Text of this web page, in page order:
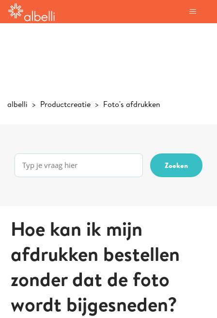
albelli Productcreatie Foto's afdrukken
Hoe kan ik mijn
afdrukken bestellen
zonder dat de foto
wordt bijgesneden?